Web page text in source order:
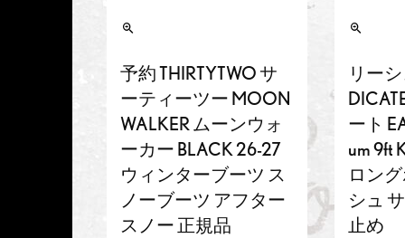
予約 THIRTYTWO サ
ーティーツー MOON
WALKER ムーンウォ
ーカー BLACK 26-27
ウィンターブーツ ス
ノーブーツ アフター
スノー 正規品
リー
ート
um 9ft
ロン
シュ
止め